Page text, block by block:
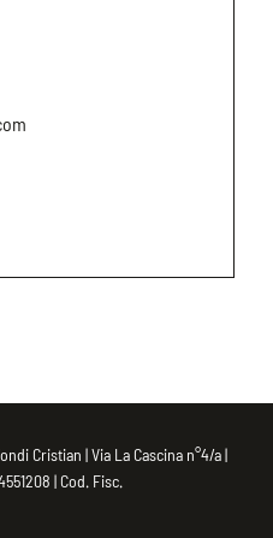
Cristian | Via La Cascina n°4/a |
| Cod. Fisc.